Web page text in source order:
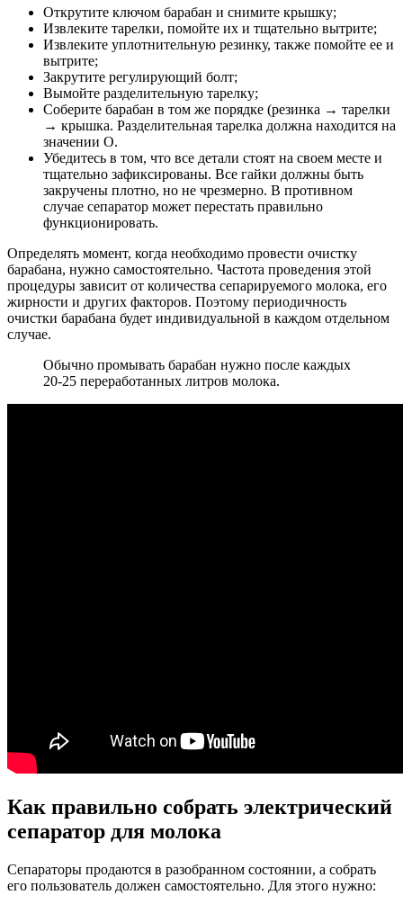
Открутите ключом барабан и снимите крышку;
Извлеките тарелки, помойте их и тщательно вытрите;
Извлеките уплотнительную резинку, также помойте ее и
вытрите;
Закрутите регулирующий болт;
Вымойте разделительную тарелку;
Соберите барабан в том же порядке (резинка → тарелки
→ крышка. Разделительная тарелка должна находится на
значении О.
Убедитесь в том, что все детали стоят на своем месте и
тщательно зафиксированы. Все гайки должны быть
закручены плотно, но не чрезмерно. В противном
случае сепаратор может перестать правильно
функционировать.
Определять момент, когда необходимо провести очистку
барабана, нужно самостоятельно. Частота проведения этой
процедуры зависит от количества сепарируемого молока, его
жирности и других факторов. Поэтому периодичность
очистки барабана будет индивидуальной в каждом отдельном
случае.
Обычно промывать барабан нужно после каждых
20-25 переработанных литров молока.
Как правильно собрать электрический
сепаратор для молока
Сепараторы продаются в разобранном состоянии, а собрать
его пользователь должен самостоятельно. Для этого нужно: